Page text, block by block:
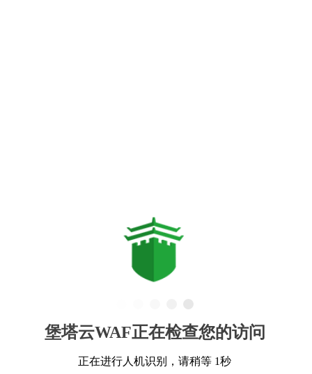
堡塔云WAF正在检查您的访问
正在进行人机识别，请稍等 1秒